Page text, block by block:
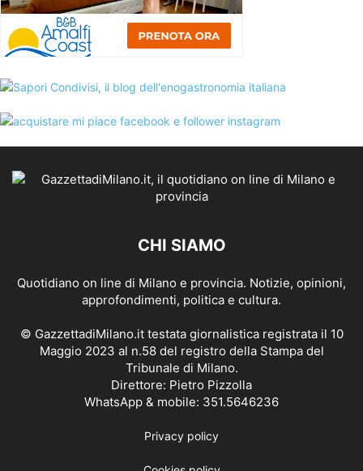
CHI SIAMO
Quotidiano on line di Milano e provincia. Notizie, opinioni,
approfondimenti, politica e cultura.
© GazzettadiMilano.it testata giornalistica registrata il 10
Maggio 2023 al n.58 del registro della Stampa del
Tribunale di Milano.
Direttore: Pietro Pizzolla
WhatsApp & mobile: 351.5646236
Privacy policy